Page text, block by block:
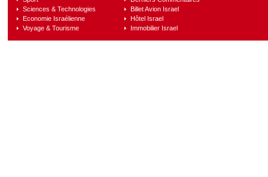
Sciences & Technologies
Economie Israélienne
Voyage & Tourisme
Billet Avion Israel
Hôtel Israel
Immobilier Israel